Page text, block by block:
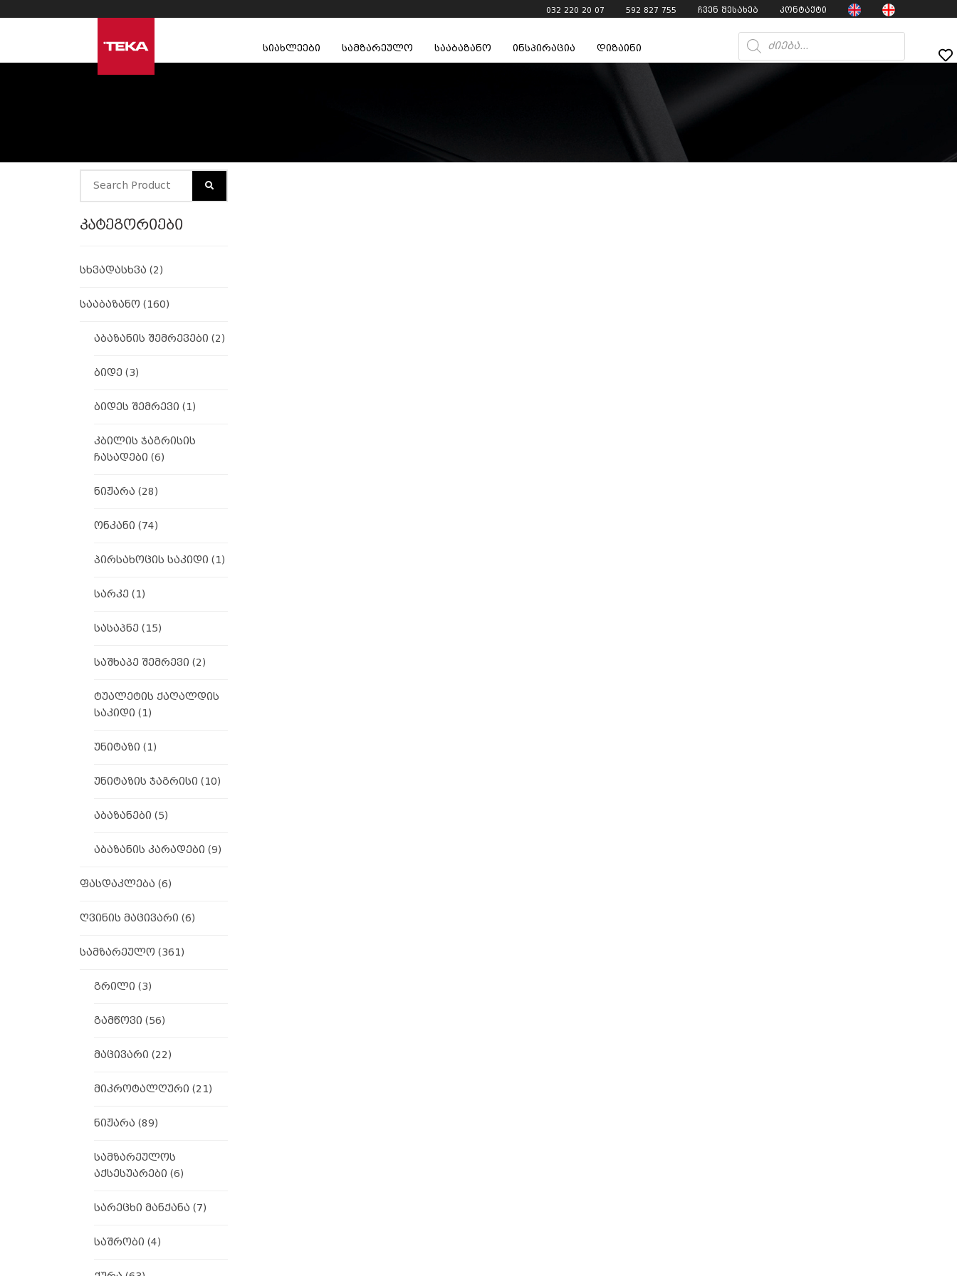
032 220 20 07 592 827 755 ჩვენ შესახებ კონტაქტი
სიახლეები სამზარეულო სააბაზანო ინსპირაცია დიზაინი
კატეგორიები
სხვადასხვა (2)
სააბაზანო (160)
აბაზანის შემრევები (2)
ბიდე (3)
ბიდეს შემრევი (1)
კბილის ჯაგრისის
ჩასადები (6)
ნიჟარა (28)
ონკანი (74)
პირსახოცის საკიდი (1)
სარკე (1)
სასაპნე (15)
საშხაპე შემრევი (2)
ტუალეტის ქაღალდის
საკიდი (1)
უნიტაზი (1)
უნიტაზის ჯაგრისი (10)
აბაზანები (5)
აბაზანის კარადები (9)
ფასდაკლება (6)
ღვინის მაცივარი (6)
სამზარეულო (361)
გრილი (3)
გამწოვი (56)
მაცივარი (22)
მიკროტალღური (21)
ნიჟარა (89)
სამზარეულოს
აქსესუარები (6)
სარეცხი მანქანა (7)
საშრობი (4)